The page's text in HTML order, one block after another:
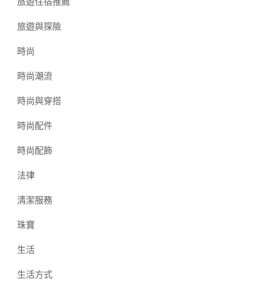
旅遊與探險
時尚
時尚潮流
時尚與穿搭
時尚配件
時尚配飾
法律
清潔服務
珠寶
生活
生活方式